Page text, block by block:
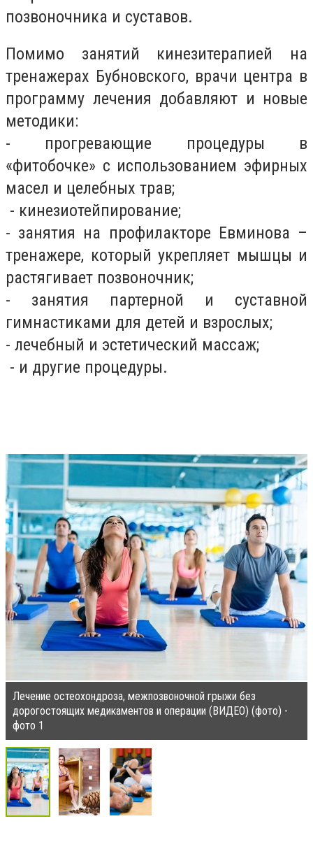
позвоночника и суставов.
Помимо занятий кинезитерапией на
тренажерах Бубновского, врачи центра в
программу лечения добавляют и новые
методики:
- прогревающие процедуры в
«фитобочке» с использованием эфирных
масел и целебных трав;
- кинезиотейпирование;
- занятия на профилакторе Евминова –
тренажере, который укрепляет мышцы и
растягивает позвоночник;
- занятия партерной и суставной
гимнастиками для детей и взрослых;
- лечебный и эстетический массаж;
- и другие процедуры.
Лечение остеохондроза, межпозвоночной грыжи без
дорогостоящих медикаментов и операции (ВИДЕО) (фото) -
фото 1